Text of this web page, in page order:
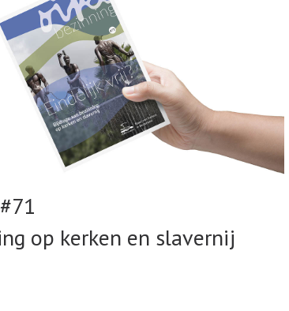
op kerken en slavernij